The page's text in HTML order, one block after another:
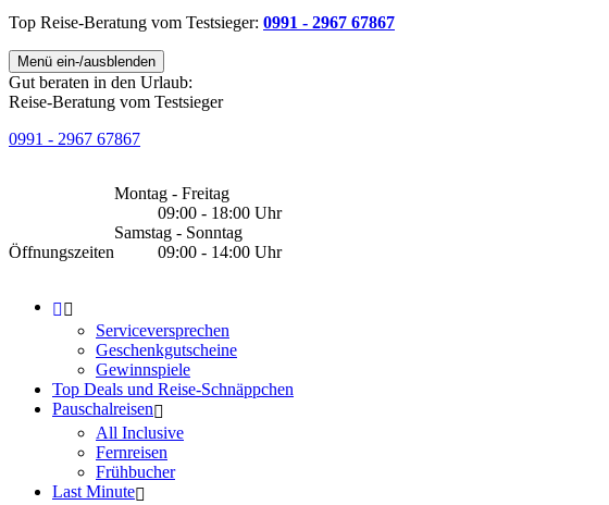
Top Reise-Beratung vom Testsieger: 0991 - 2967 67867
Menü ein-/ausblenden
Gut beraten in den Urlaub:
Reise-Beratung vom Testsieger
0991 - 2967 67867
Öffnungszeiten
Montag - Freitag
09:00 - 18:00 Uhr
Samstag - Sonntag
09:00 - 14:00 Uhr
Serviceversprechen
Geschenkgutscheine
Gewinnspiele
Top Deals und Reise-Schnäppchen
Pauschalreisen
All Inclusive
Fernreisen
Frühbucher
Last Minute